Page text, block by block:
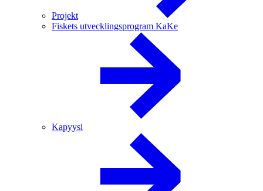
Projekt
Fiskets utvecklingsprogram KaKe
Kapyysi